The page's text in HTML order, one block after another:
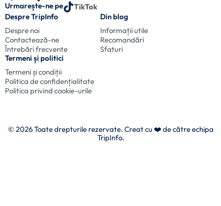
Urmarește-ne pe
TikTok
Despre TripInfo
Despre noi
Contactează-ne
Întrebări frecvente
Din blog
Informații utile
Recomandări
Sfaturi
Termeni și politici
Termeni și condiții
Politica de confidențialitate
Politica privind cookie-urile
© 2026 Toate drepturile rezervate. Creat cu ❤️ de către echipa
TripInfo.